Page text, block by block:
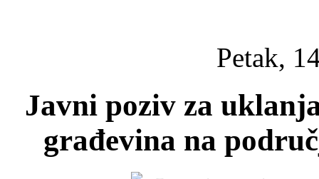
Petak,
Javni poziv za
građevina na